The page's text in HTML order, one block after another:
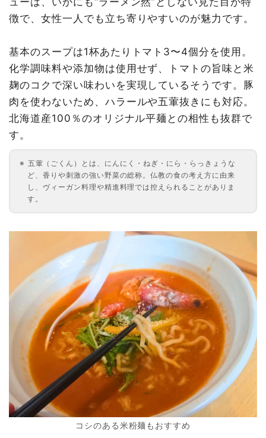
徴で、女性一人でも立ち寄りやすいのが魅力です。
基本のスープは1杯あたりトマト3〜4個分を使用。
化学調味料や添加物は使用せず、トマトの旨味と米
麹のコクで深い味わいを実現しているそうです。豚
肉を使わないため、ハラールや五葷抜きにも対応。
北海道産100％のオリジナル平麺との相性も抜群で
す。
五葷（ごくん）とは、にんにく・ねぎ・にら・らっきょうな
ど、香りや刺激の強い野菜の総称。仏教の食の考え方に由来
し、ヴィーガン料理や精進料理では控えられることがありま
す。
コシのある米粉麺もおすすめ